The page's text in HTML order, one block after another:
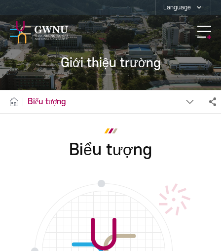
Language
Giới thiệu trường
Biểu tượng
Biểu tượng